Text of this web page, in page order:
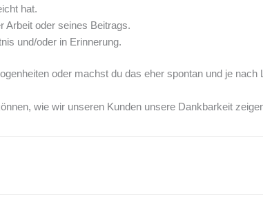
hat.
Arbeit oder seines Beitrags.
und/oder in Erinnerung.
oder machst du das eher spontan und je nach
wie wir unseren Kunden unsere Dankbarkeit